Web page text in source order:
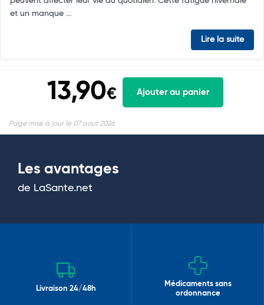
et un manque ...
Lire la suite
13,90€ Ajouter au panier
Page mise à jour le 07 aout 2026
Les avantages
de LaSante.net
Livraison 24/48h
Médicaments sans
ordonnance